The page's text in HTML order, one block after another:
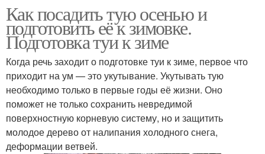
Как посадить тую осенью и
подготовить её к зимовке.
Подготовка туи к зиме
Когда речь заходит о подготовке туи к зиме, первое что
приходит на ум — это укутывание. Укутывать тую
необходимо только в первые годы её жизни. Оно
поможет не только сохранить невредимой
поверхностную корневую систему, но и защитить
молодое дерево от налипания холодного снега,
деформации ветвей.